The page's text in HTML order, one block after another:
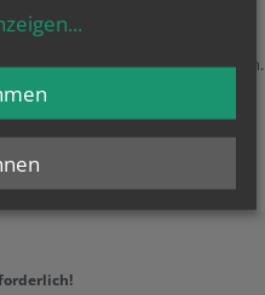
Beitrag so selbstverständlich.
Ihnen, dass die katholische
sorgsam umgeht und
...